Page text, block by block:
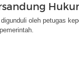
oleh petugas